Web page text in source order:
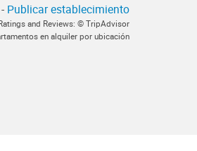
- Publicar establecimiento
and Reviews: © TripAdvisor
en alquiler por ubicación